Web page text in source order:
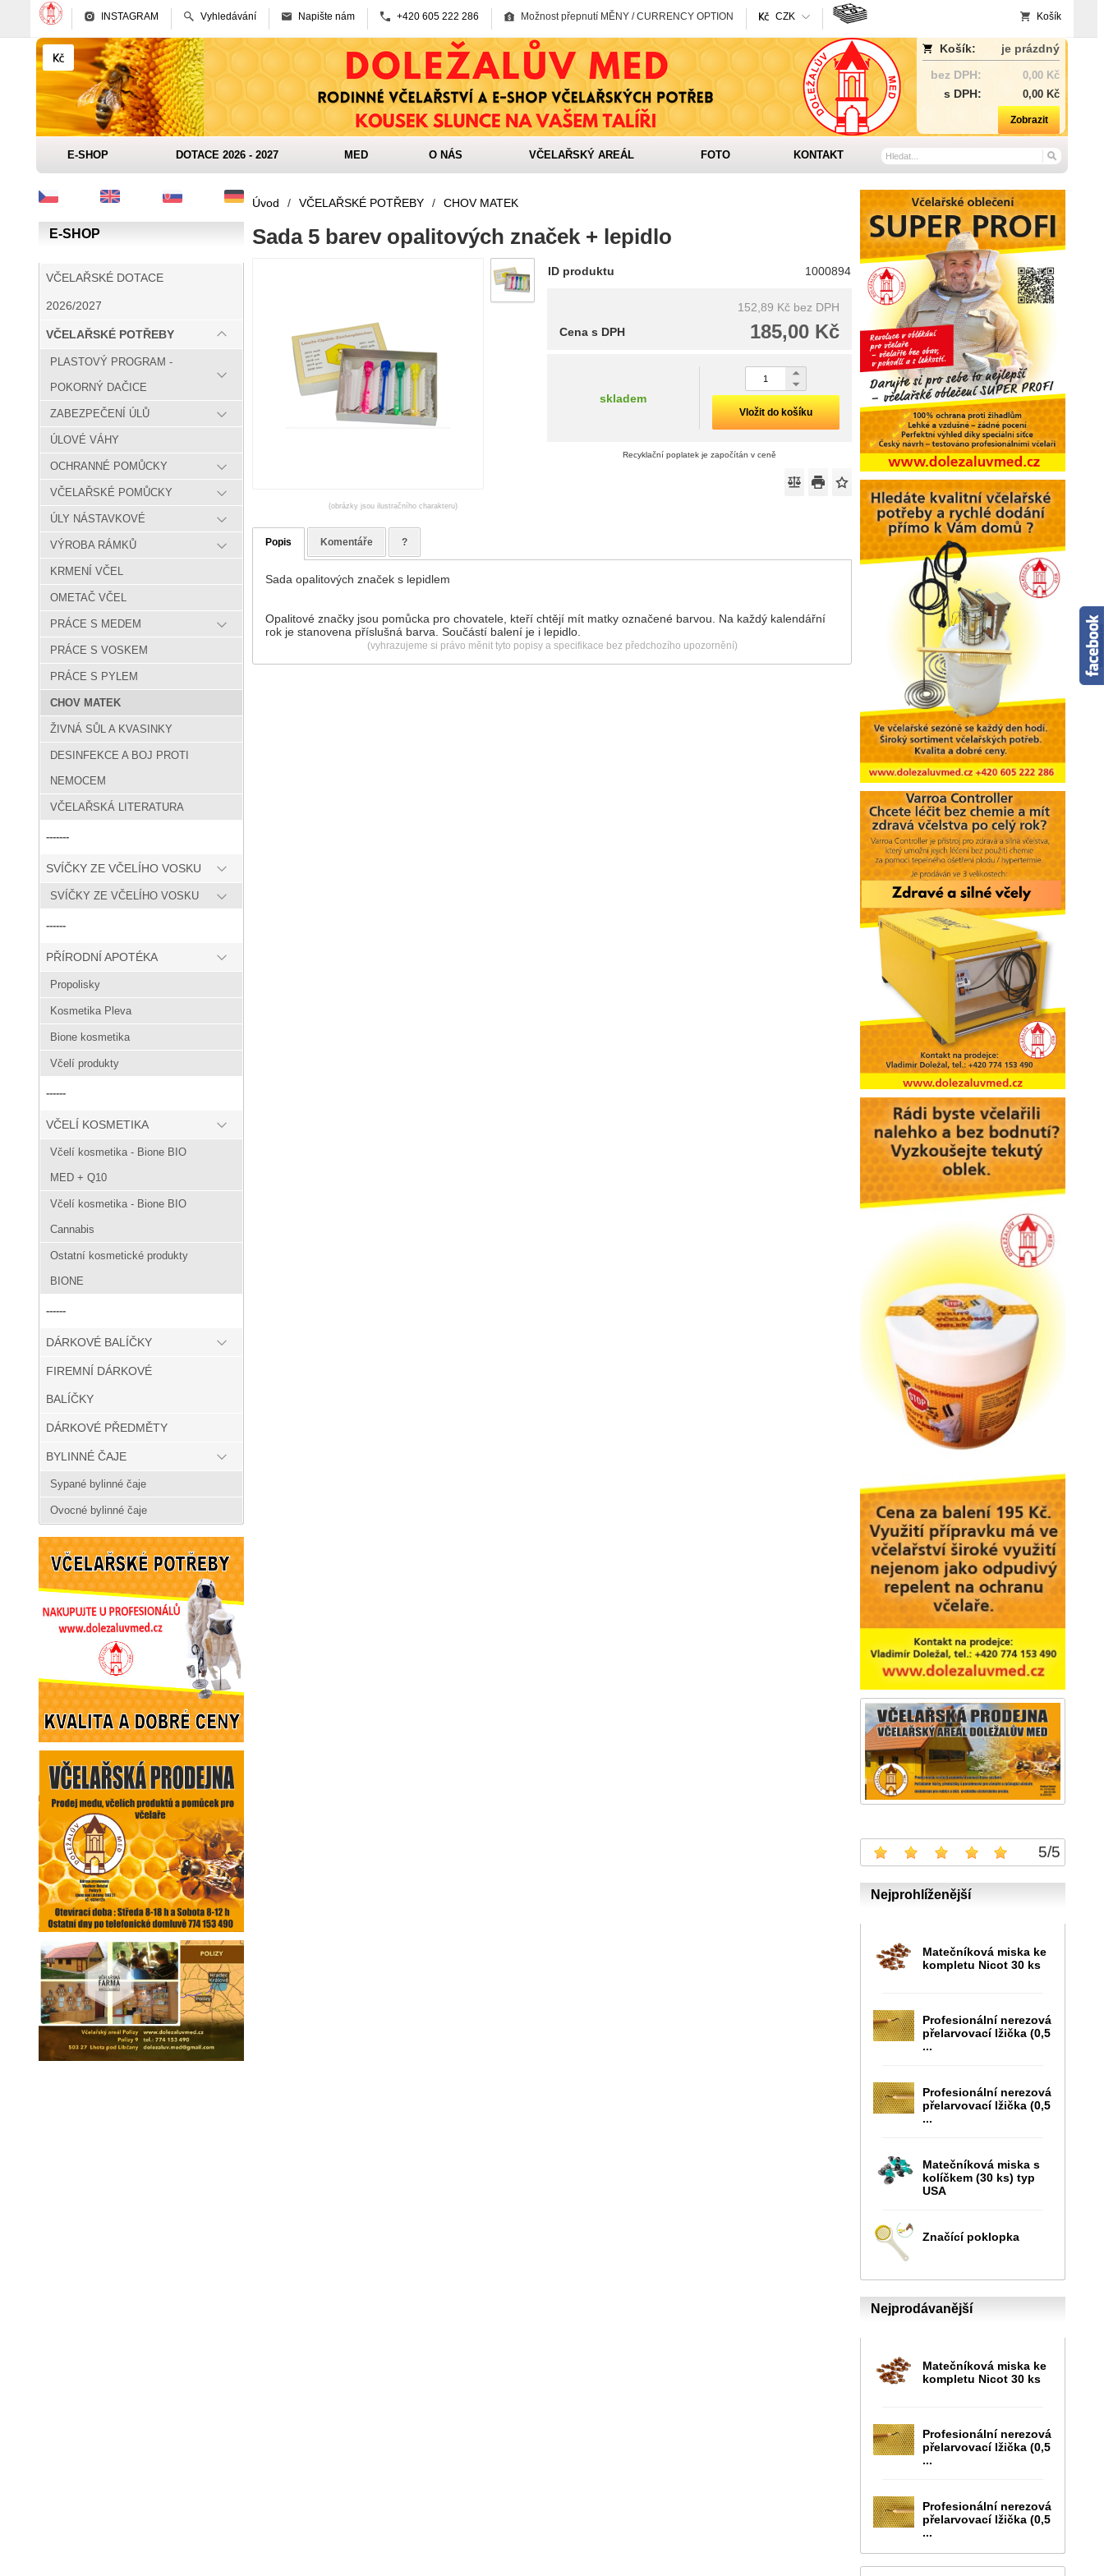
INSTAGRAM Vyhledávání Napište nám +420 605 222 286 Možnost přepnutí MĚNY / CURRENCY OPTION CZK Košík
Košík:
je prázdný
bez DPH:
0,00 Kč
s DPH: 0,00 Kč
Zobrazit
E-SHOP DOTACE 2026 - 2027 MED O NÁS VČELAŘSKÝ AREÁL FOTO KONTAKT
E-SHOP
VČELAŘSKÉ DOTACE
2026/2027
VČELAŘSKÉ POTŘEBY
PLASTOVÝ PROGRAM -
POKORNÝ DAČICE
ZABEZPEČENÍ ÚLŮ
ÚLOVÉ VÁHY
OCHRANNÉ POMŮCKY
VČELAŘSKÉ POMŮCKY
ÚLY NÁSTAVKOVÉ
VÝROBA RÁMKŮ
KRMENÍ VČEL
OMETAČ VČEL
PRÁCE S MEDEM
PRÁCE S VOSKEM
PRÁCE S PYLEM
CHOV MATEK
ŽIVNÁ SŮL A KVASINKY
DESINFEKCE A BOJ PROTI
NEMOCEM
VČELAŘSKÁ LITERATURA
-------
SVÍČKY ZE VČELÍHO VOSKU
SVÍČKY ZE VČELÍHO VOSKU
------
PŘÍRODNÍ APOTÉKA
Propolisky
Kosmetika Pleva
Bione kosmetika
Včelí produkty
------
VČELÍ KOSMETIKA
Včelí kosmetika - Bione BIO
MED + Q10
Včelí kosmetika - Bione BIO
Cannabis
Ostatní kosmetické produkty
BIONE
------
DÁRKOVÉ BALÍČKY
FIREMNÍ DÁRKOVÉ
BALÍČKY
DÁRKOVÉ PŘEDMĚTY
BYLINNÉ ČAJE
Sypané bylinné čaje
Ovocné bylinné čaje
5/5
Nejprohlíženější
Matečníková miska ke
kompletu Nicot 30 ks
Profesionální nerezová
přelarvovací lžička (0,5
...
Profesionální nerezová
přelarvovací lžička (0,5
...
Matečníková miska s
kolíčkem (30 ks) typ
USA
Značící poklopka
Nejprodávanější
Matečníková miska ke
kompletu Nicot 30 ks
Profesionální nerezová
přelarvovací lžička (0,5
...
Profesionální nerezová
přelarvovací lžička (0,5
...
Úvod / VČELAŘSKÉ POTŘEBY / CHOV MATEK
Sada 5 barev opalitových značek + lepidlo
(obrázky jsou ilustračního charakteru)
ID produktu 1000894
152,89 Kč bez DPH
185,00 Kč
Cena s DPH
skladem
Vložit do košíku
Recyklační poplatek je započítán v ceně
Popis Komentáře ?
Sada opalitových značek s lepidlem
Opalitové značky jsou pomůcka pro chovatele, kteří chtějí mít matky označené barvou. Na každý kalendářní
rok je stanovena příslušná barva. Součástí balení je i lepidlo.
(vyhrazujeme si právo měnit tyto popisy a specifikace bez předchozího upozornění)